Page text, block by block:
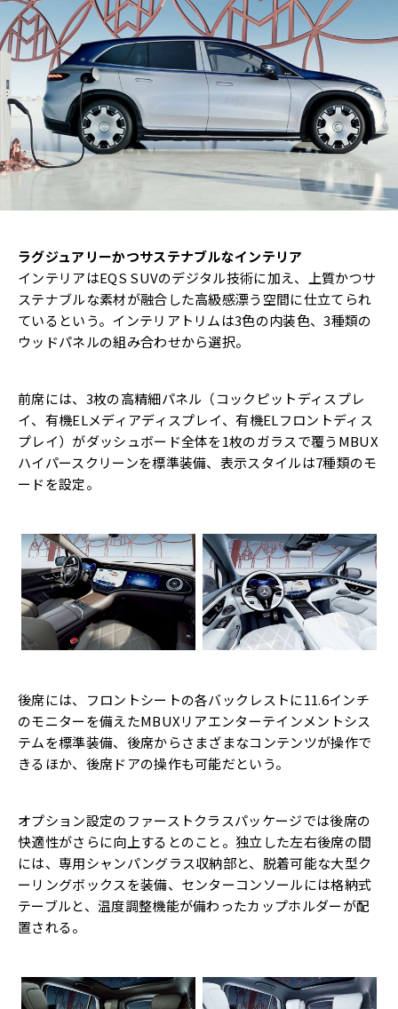
ラグジュアリーかつサステナブルなインテリア
インテリアはEQS SUVのデジタル技術に加え、上質かつサ
ステナブルな素材が融合した高級感漂う空間に仕立てられ
ているという。インテリアトリムは3色の内装色、3種類の
ウッドパネルの組み合わせから選択。
前席には、3枚の高精細パネル（コックピットディスプレ
イ、有機ELメディアディスプレイ、有機ELフロントディス
プレイ）がダッシュボード全体を1枚のガラスで覆うMBUX
ハイパースクリーンを標準装備、表示スタイルは7種類のモ
ードを設定。
後席には、フロントシートの各バックレストに11.6インチ
のモニターを備えたMBUXリアエンターテインメントシス
テムを標準装備、後席からさまざまなコンテンツが操作で
きるほか、後席ドアの操作も可能だという。
オプション設定のファーストクラスパッケージでは後席の
快適性がさらに向上するとのこと。独立した左右後席の間
には、専用シャンパングラス収納部と、脱着可能な大型ク
ーリングボックスを装備、センターコンソールには格納式
テーブルと、温度調整機能が備わったカップホルダーが配
置される。